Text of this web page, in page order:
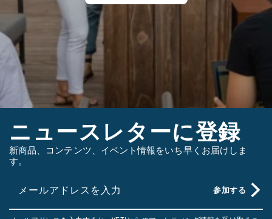
ニュースレターに登録
新商品、コンテンツ、イベント情報をいち早くお届けしま
す。
メールアドレスを入力 参加する